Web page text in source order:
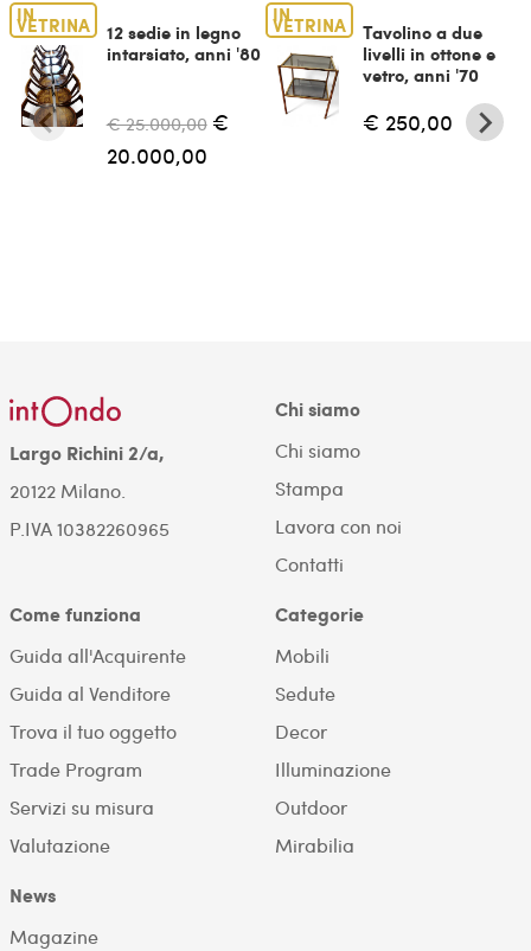
IN
VETRINA
12 sedie in legno
intarsiato, anni '80
€ 25.000,00 €
20.000,00
IN
VETRINA
Tavolino a due
livelli in ottone e
vetro, anni '70
€ 250,00
Largo Richini 2/a,
20122 Milano.
P.IVA 10382260965
Chi siamo
Chi siamo
Stampa
Lavora con noi
Contatti
Come funziona
Guida all'Acquirente
Guida al Venditore
Trova il tuo oggetto
Trade Program
Servizi su misura
Valutazione
Categorie
Mobili
Sedute
Decor
Illuminazione
Outdoor
Mirabilia
News
Magazine